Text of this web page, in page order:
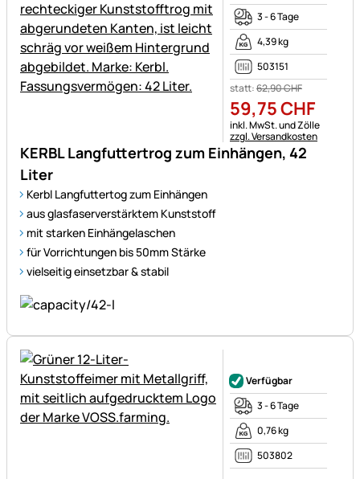
KERBL Langfuttertrog zum Einhängen, 42
Liter
Kerbl Langfuttertog zum Einhängen
aus glasfaserverstärktem Kunststoff
mit starken Einhängelaschen
für Vorrichtungen bis 50mm Stärke
vielseitig einsetzbar & stabil
3 - 6 Tage
4,39 kg
503151
statt:62,90CHF
59,75CHF
Steuerhinweis:
inkl. MwSt. und Zölle
zzgl. Versandkosten
Verfügbar
3 - 6 Tage
0,76 kg
503802